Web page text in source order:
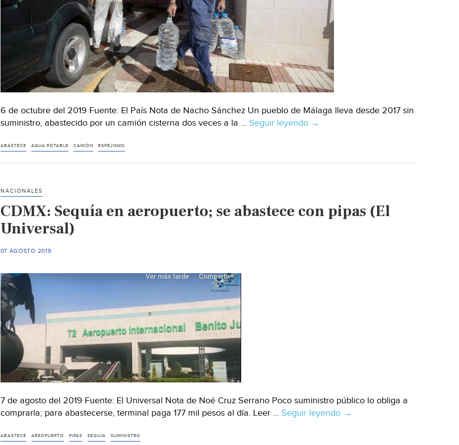
6 de octubre del 2019 Fuente: El País Nota de Nacho Sánchez Un pueblo de Málaga lleva desde 2017 sin
suministro, abastecido por un camión cisterna dos veces a la … Seguir leyendo Málaga:
en
Fuente
→
ABASTECE AGUA POTABLE CAMIÓN ESPEJISMO
NACIONALES
CDMX: Sequía en aeropuerto; se abastece con pipas (El
Universal)
07 AGOSTO 2019
7 de agosto del 2019 Fuente: El Universal Nota de Noé Cruz Serrano Poco suministro público lo obliga a
comprarla; para abastecerse, terminal paga 177 mil pesos al día. Leer … Seguir leyendo CDMX:
→
ABASTECE AEROPUERTO PIPAS SEQUÍA SUMINISTRO